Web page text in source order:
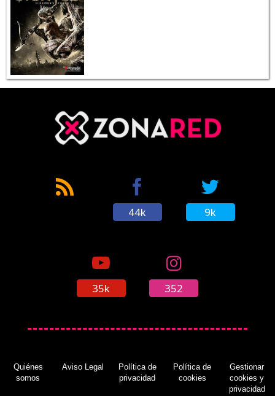
44k 9k
35k 352
Quiénes
somos
Aviso Legal
Política de
privacidad
Política de
cookies
Gestionar
cookies y
privacidad